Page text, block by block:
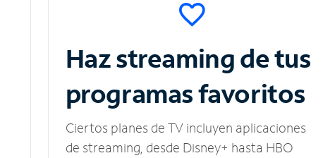
Haz streaming de tus
programas favoritos
Ciertos planes de TV incluyen aplicaciones
de streaming, desde Disney+ hasta HBO